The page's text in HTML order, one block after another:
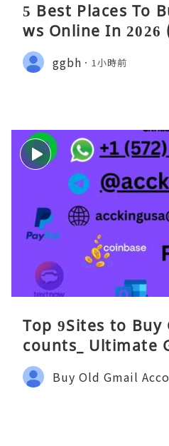
5 Best Places To
ws Online In 2026
ggbh 1小時前
Top 9Sites to Buy
counts_ Ultimate
Buy Old Gmail